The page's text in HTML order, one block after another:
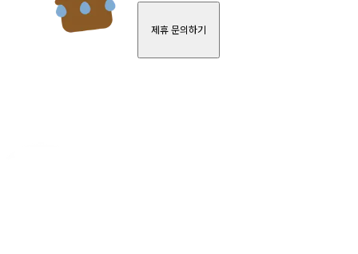
제휴 문의하기